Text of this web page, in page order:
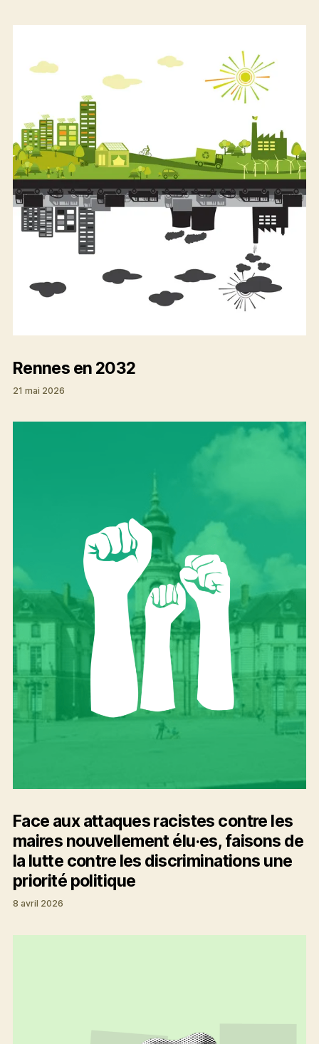
Rennes en 2032
21 mai 2026
Face aux attaques racistes contre les
maires nouvellement élu·es, faisons de
la lutte contre les discriminations une
priorité politique
8 avril 2026